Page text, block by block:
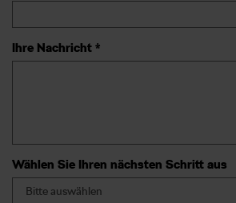
Ihre Nachricht *
Wählen Sie Ihren nächsten Schritt aus